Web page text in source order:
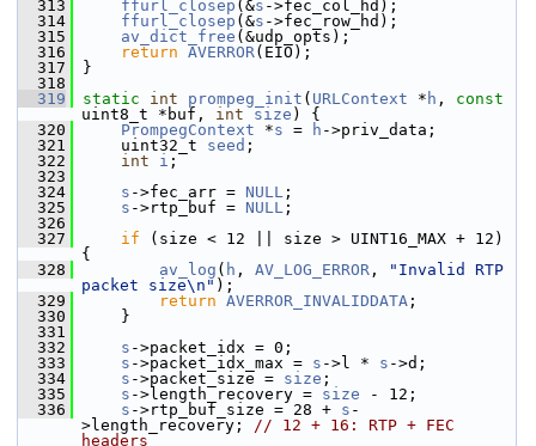
  313
ffurl_closep (&s ->fec_col_hd);
  314
ffurl_closep (&s ->fec_row_hd);
  315
av_dict_free (&udp_opts);
  316
return AVERROR(EIO);
  317
}
  318
  319
static int prompeg_init ( URLContext * h , const
uint8_t *buf, int size ) {
  320
PrompegContext *s = h ->priv_data;
  321
uint32_t seed ;
  322
int i ;
  323
  324
s ->fec_arr = NULL ;
  325
s ->rtp_buf = NULL ;
  326
  327
if (size < 12 || size > UINT16_MAX + 12)
{
  328
av_log ( h , AV_LOG_ERROR ,
"Invalid RTP
packet size\n" );
  329
return AVERROR_INVALIDDATA ;
  330
}
  331
  332
s ->packet_idx = 0;
  333
s ->packet_idx_max = s ->l * s ->d;
  334
s ->packet_size = size ;
  335
s ->length_recovery = size - 12;
  336
s ->rtp_buf_size = 28 + s -
>length_recovery; // 12 + 16: RTP + FEC
headers